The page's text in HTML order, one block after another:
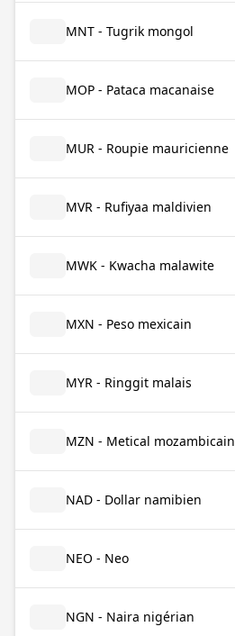
MNT - Tugrik mongol
MOP - Pataca macanaise
MUR - Roupie mauricienne
MVR - Rufiyaa maldivien
MWK - Kwacha malawite
MXN - Peso mexicain
MYR - Ringgit malais
MZN - Metical mozambicain
NAD - Dollar namibien
NEO - Neo
NGN - Naira nigérian